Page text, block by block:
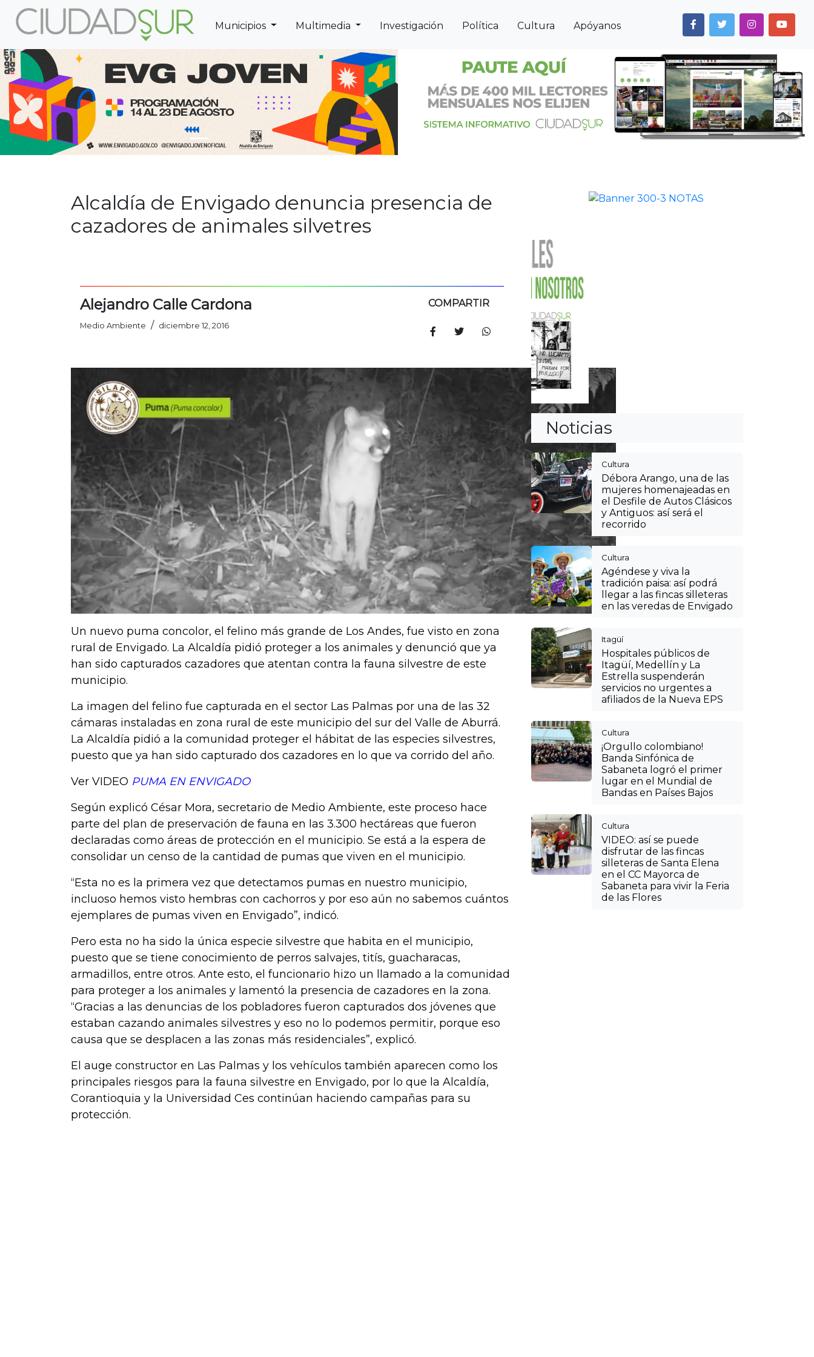
Municipios Multimedia Investigación Política Cultura Apóyanos
Previous Next Previous Next
Alcaldía de Envigado denuncia presencia de
cazadores de animales silvetres
Alejandro Calle Cardona
Medio Ambiente / diciembre 12, 2016
COMPARTIR
Un nuevo puma concolor, el felino más grande de Los Andes, fue visto en zona
rural de Envigado. La Alcaldía pidió proteger a los animales y denunció que ya
han sido capturados cazadores que atentan contra la fauna silvestre de este
municipio.
La imagen del felino fue capturada en el sector Las Palmas por una de las 32
cámaras instaladas en zona rural de este municipio del sur del Valle de Aburrá.
La Alcaldía pidió a la comunidad proteger el hábitat de las especies silvestres,
puesto que ya han sido capturado dos cazadores en lo que va corrido del año.
Ver VIDEO PUMA EN ENVIGADO
Según explicó César Mora, secretario de Medio Ambiente, este proceso hace
parte del plan de preservación de fauna en las 3.300 hectáreas que fueron
declaradas como áreas de protección en el municipio. Se está a la espera de
consolidar un censo de la cantidad de pumas que viven en el municipio.
“Esta no es la primera vez que detectamos pumas en nuestro municipio,
incluoso hemos visto hembras con cachorros y por eso aún no sabemos cuántos
ejemplares de pumas viven en Envigado”, indicó.
Pero esta no ha sido la única especie silvestre que habita en el municipio,
puesto que se tiene conocimiento de perros salvajes, titís, guacharacas,
armadillos, entre otros. Ante esto, el funcionario hizo un llamado a la comunidad
para proteger a los animales y lamentó la presencia de cazadores en la zona.
“Gracias a las denuncias de los pobladores fueron capturados dos jóvenes que
estaban cazando animales silvestres y eso no lo podemos permitir, porque eso
causa que se desplacen a las zonas más residenciales”, explicó.
El auge constructor en Las Palmas y los vehículos también aparecen como los
principales riesgos para la fauna silvestre en Envigado, por lo que la Alcaldía,
Corantioquia y la Universidad Ces continúan haciendo campañas para su
protección.
Agéndese y viva la
tradición paisa: así podrá
Itagüí
Hospitales públicos de
Itagüí, Medellín y La
Estrella suspenderán
servicios no urgentes a
afiliados de la Nueva EPS
Cultura
¡Orgullo colombiano!
Banda Sinfónica de
Sabaneta logró el primer
lugar en el Mundial de
Bandas en Países Bajos
VIDEO: así se puede
disfrutar de las fincas
silleteras de Santa Elena
en el CC Mayorca de
Sabaneta para vivir la Feria
de las Flores